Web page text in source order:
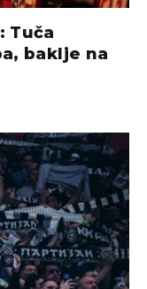
Tuča
baklje na